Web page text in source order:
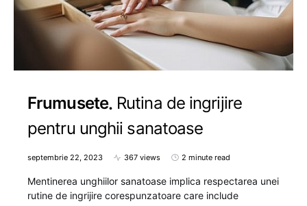
Frumusete Rutina de ingrijire
pentru unghii sanatoase
septembrie 22, 2023 367 views 2 minute read
Mentinerea unghiilor sanatoase implica respectarea unei
rutine de ingrijire corespunzatoare care include